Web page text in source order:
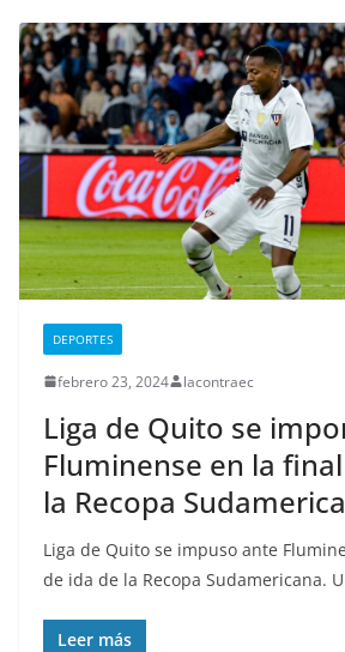
DEPORTES
febrero 23, 2024 lacontraec
Liga de Quito se
Fluminense en la
la Recopa
Liga de Quito se impuso ante
de ida de la Recopa Sudamericana.
Leer más